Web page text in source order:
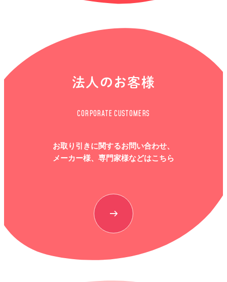
法人のお客様
CORPORATE CUSTOMERS
お取り引きに関するお問い合わせ、
メーカー様、専門家様などはこちら